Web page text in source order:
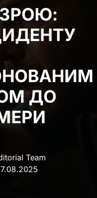
ДО
Team